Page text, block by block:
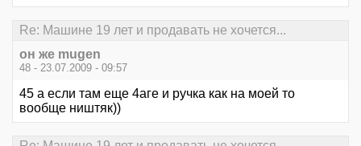
Re: Машине 19 лет и продавать не хочется...
он же mugen
48 - 23.07.2009 - 09:57
45 а если там еще 4аге и ручка как на моей то
вообще ништяк))